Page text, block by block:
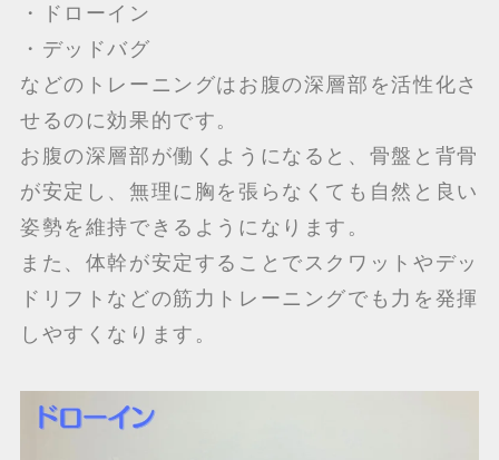
・ドローイン
・デッドバグ
などのトレーニングはお腹の深層部を活性化さ
せるのに効果的です。
お腹の深層部が働くようになると、骨盤と背骨
が安定し、無理に胸を張らなくても自然と良い
姿勢を維持できるようになります。
また、体幹が安定することでスクワットやデッ
ドリフトなどの筋力トレーニングでも力を発揮
しやすくなります。